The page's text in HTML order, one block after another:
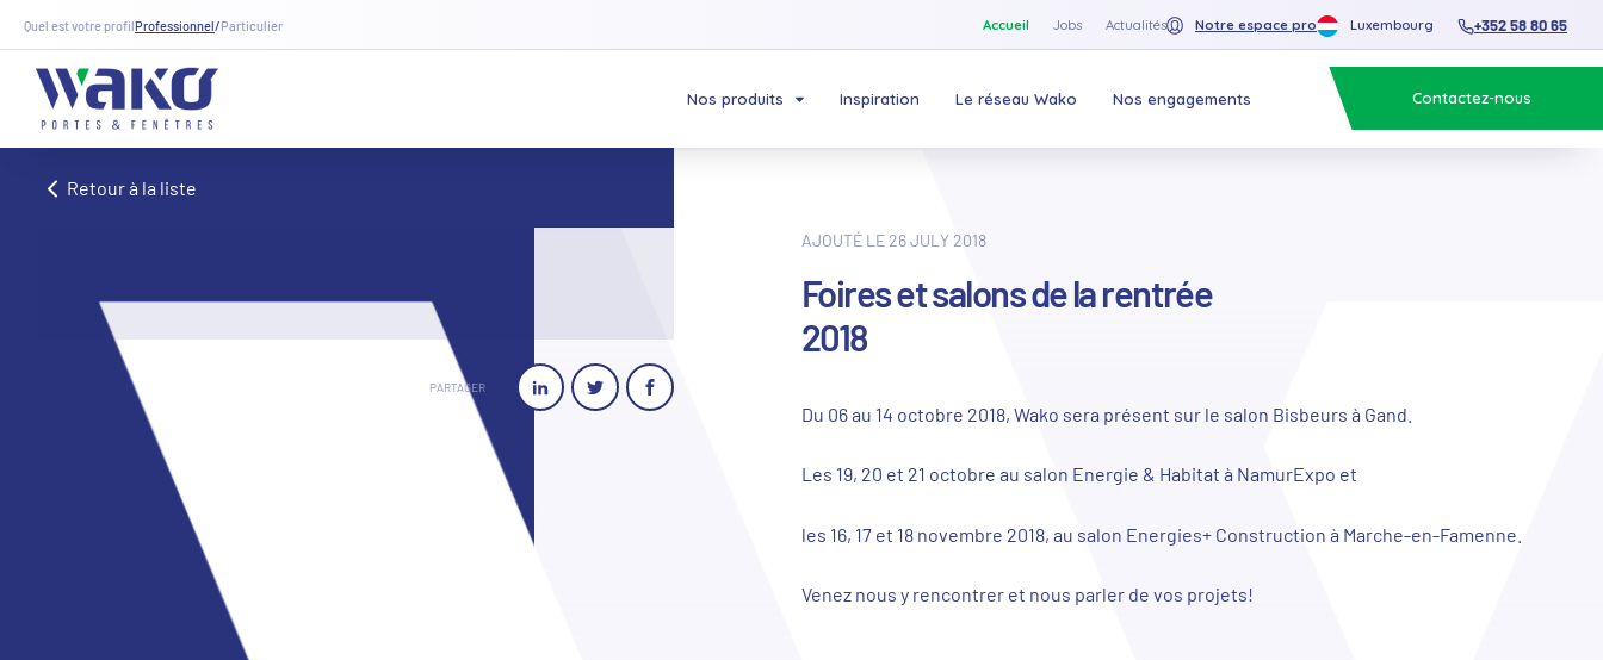
Quel est votre profilProfessionnel/Particulier Accueil Jobs Actualités Notre espace pro Luxembourg +352 58 80 65
Nos produits Inspiration Le réseau Wako Nos engagements Contactez-nous
Retour à la liste
PARTAGER
AJOUTÉ LE 26 JULY 2018
Foires et salons de la rentrée
2018
Du 06 au 14 octobre 2018, Wako sera présent sur le salon Bisbeurs à Gand.
Les 19, 20 et 21 octobre au salon Energie & Habitat à NamurExpo et
les 16, 17 et 18 novembre 2018, au salon Energies+ Construction à Marche-en-Famenne.
Venez nous y rencontrer et nous parler de vos projets!